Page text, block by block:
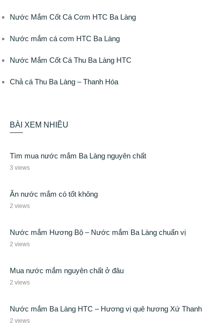
Nước Mắm Cốt Cá Cơm HTC Ba Làng
Nước mắm cá cơm HTC Ba Làng
Nước Mắm Cốt Cá Thu Ba Làng HTC
Chả cá Thu Ba Làng – Thanh Hóa
BÀI XEM NHIỀU
Tìm mua nước mắm Ba Làng nguyên chất
3 views
Ăn nước mắm có tốt không
2 views
Nước mắm Hương Bộ – Nước mắm Ba Làng chuẩn vị
2 views
Mua nước mắm nguyên chất ở đâu
2 views
Nước mắm Ba Làng HTC – Hương vị quê hương Xứ Thanh
2 views